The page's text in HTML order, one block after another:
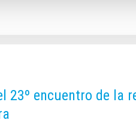
23º encuentro de